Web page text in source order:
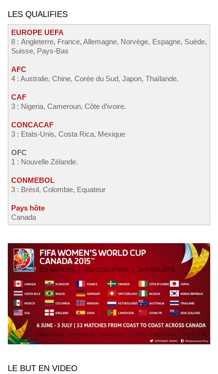
LES QUALIFIES
EUROPE UEFA
8 : Angleterre, France, Allemagne, Norvège, Espagne, Suède,
Suisse, Pays-Bas
AFC
4 : Australie, Chine, Corée du Sud, Japon, Thaïlande.
CAF
3 : Nigeria, Cameroun, Côte d’ivoire.
CONCACAF
3 : Etats-Unis, Costa Rica, Mexique
OFC
1 : Nouvelle Zélande.
CONMEBOL
3 : Brésil, Colombie, Equateur
Pays hôte
Canada
LE BUT EN VIDEO